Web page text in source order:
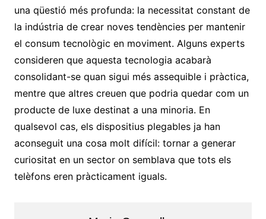
una qüestió més profunda: la necessitat constant de
la indústria de crear noves tendències per mantenir
el consum tecnològic en moviment. Alguns experts
consideren que aquesta tecnologia acabarà
consolidant-se quan sigui més assequible i pràctica,
mentre que altres creuen que podria quedar com un
producte de luxe destinat a una minoria. En
qualsevol cas, els dispositius plegables ja han
aconseguit una cosa molt difícil: tornar a generar
curiositat en un sector on semblava que tots els
telèfons eren pràcticament iguals.